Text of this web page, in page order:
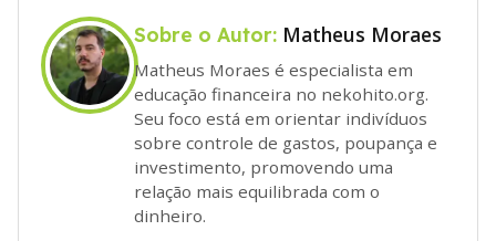
Sobre o Autor: Matheus Moraes
Matheus Moraes é especialista em
educação financeira no nekohito.org.
Seu foco está em orientar indivíduos
sobre controle de gastos, poupança e
investimento, promovendo uma
relação mais equilibrada com o
dinheiro.